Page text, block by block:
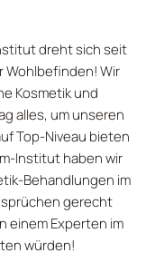
dreht sich seit
Wohlbefinden! Wir
Kosmetik und
alles, um unseren
Top-Niveau bieten
Institut haben wir
Behandlungen im
gerecht
einem Experten im
würden!